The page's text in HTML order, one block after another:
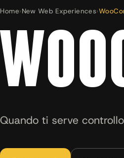
Home›New Web Experiences›
Quando ti serve